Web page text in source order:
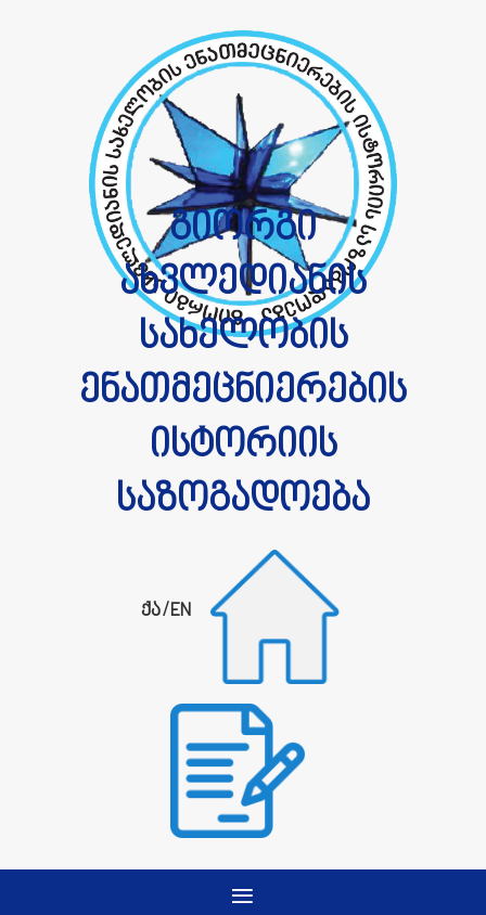
გიორგი
ახვლედიანის
სახელობის
ენათმეცნიერების
ისტორიის
საზოგადოება
ქა/EN